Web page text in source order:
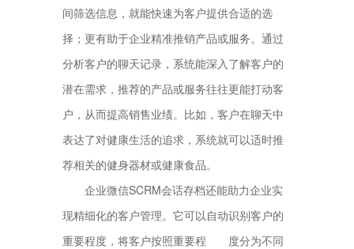
间筛选信息，就能快速为客户提供合适的选
择；更有助于企业精准推销产品或服务。通过
分析客户的聊天记录，系统能深入了解客户的
潜在需求，推荐的产品或服务往往更能打动客
户，从而提高销售业绩。比如，客户在聊天中
表达了对健康生活的追求，系统就可以适时推
荐相关的健身器材或健康食品。
企业微信SCRM会话存档还能助力企业实
现精细化的客户管理。它可以自动识别客户的
重要程度，将客户按照重要程 度分为不同